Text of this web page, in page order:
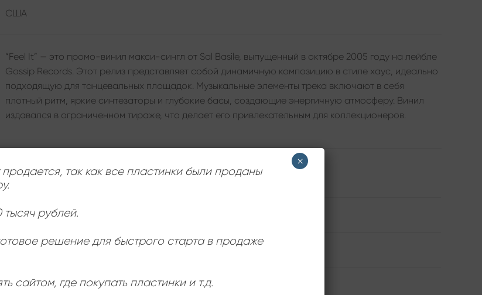
США
“Feel It” — это промо-винил макси-сингл от Sal Basile, выпущенный в октябре 2005 году на лейбле
Gossip Records. Этот релиз представляет собой динамичную композицию в стиле хаус, идеально
подходящую для танцевальных площадок. Музыкальные элементы трека включают в себя
плотный ритм, яркие синтезаторы и глубокие басы, создающие энергичную атмосферу. Винил
издавался в ограниченном тиражe, что делает его привлекательным для коллекционеров.
ЛЕЙБЛ Gossip Records
ИСПОЛНИТЕЛЬ
СОСТОЯНИЕ
РАЗМЕР ПЛАСТИНКИ
так как все пластинки были проданы
тысяч рублей.
решение для быстрого старта в продаже
сайтом, где покупать пластинки и т.д.
×